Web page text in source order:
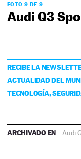
FOTO 9 DE 9
Audi Q3
RECIBE LA
ACTUALIDAD DEL
TECNOLOGÍA,
ARCHIVADO EN Audi